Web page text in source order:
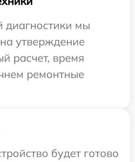
диагностики мы
утверждение
расчет, время
ремонтные
будет готово